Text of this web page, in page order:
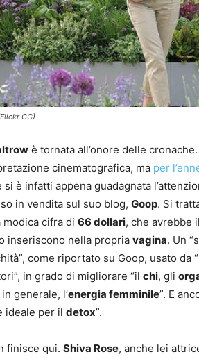
CC)
è tornata all’onore delle
cinematografica, ma per
si è infatti appena guadagnata
in vendita sul suo blog, Goop. Si
cifra di 66 dollari, che avrebbe
inseriscono nella propria vagina. Un
come riportato su Goop, usato
in grado di migliorare “il chi, gli
generale, l’energia femminile”. E
ideale per il detox”.
finisce qui. Shiva Rose, anche lei